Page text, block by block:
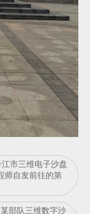
市三维电子沙盘
师自发前往的第
部队三维数字沙